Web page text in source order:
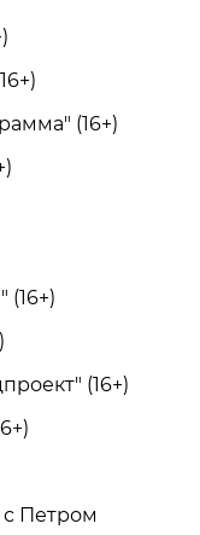
(16+)
(16+)
Петром